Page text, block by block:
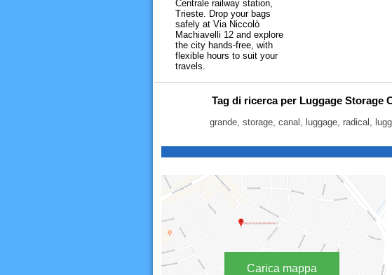
Centrale railway station,
Trieste. Drop your bags
safely at Via Niccolò
Machiavelli 12 and explore
the city hands-free, with
flexible hours to suit your
travels.
Tag di ricerca per Luggage Storage
grande, storage, canal, luggage, radical,
Carica mappa